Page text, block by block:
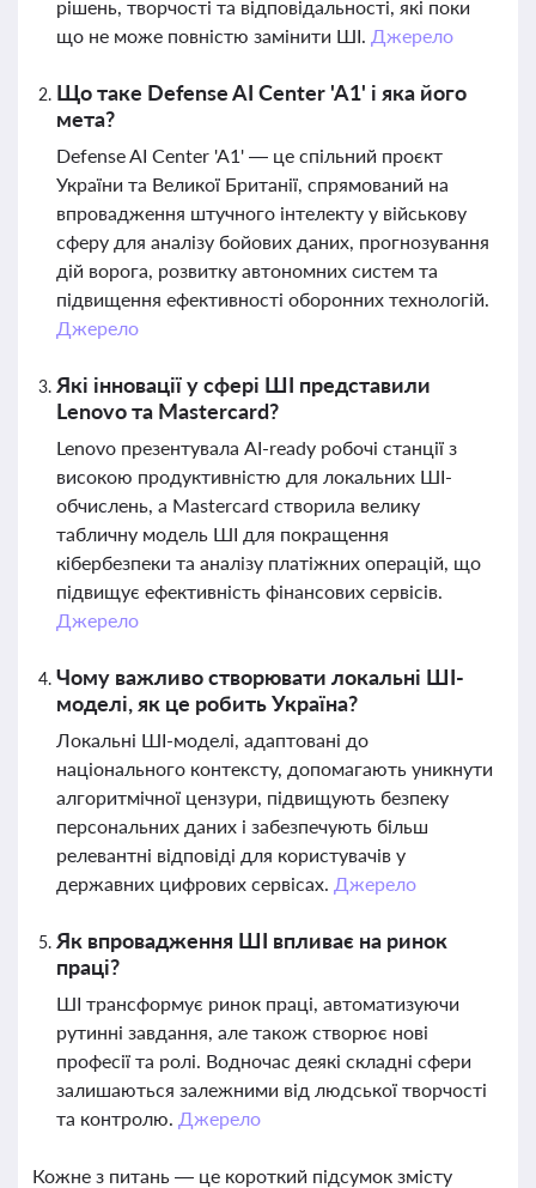
рішень, творчості та відповідальності, які поки
що не може повністю замінити ШІ. Джерело
Що таке Defense AI Center 'A1' і яка його
мета?
Defense AI Center 'A1' — це спільний проєкт
України та Великої Британії, спрямований на
впровадження штучного інтелекту у військову
сферу для аналізу бойових даних, прогнозування
дій ворога, розвитку автономних систем та
підвищення ефективності оборонних технологій.
Джерело
Які інновації у сфері ШІ представили
Lenovo та Mastercard?
Lenovo презентувала AI-ready робочі станції з
високою продуктивністю для локальних ШІ-
обчислень, а Mastercard створила велику
табличну модель ШІ для покращення
кібербезпеки та аналізу платіжних операцій, що
підвищує ефективність фінансових сервісів.
Джерело
Чому важливо створювати локальні ШІ-
моделі, як це робить Україна?
Локальні ШІ-моделі, адаптовані до
національного контексту, допомагають уникнути
алгоритмічної цензури, підвищують безпеку
персональних даних і забезпечують більш
релевантні відповіді для користувачів у
державних цифрових сервісах. Джерело
Як впровадження ШІ впливає на ринок
праці?
ШІ трансформує ринок праці, автоматизуючи
рутинні завдання, але також створює нові
професії та ролі. Водночас деякі складні сфери
залишаються залежними від людської творчості
та контролю. Джерело
Кожне з питань — це короткий підсумок змісту